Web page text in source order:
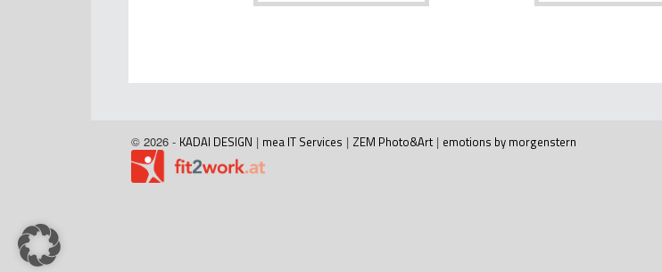
© 2026 - KADAI DESIGN | mea IT Services | ZEM Photo&Art | emotions by morgenstern